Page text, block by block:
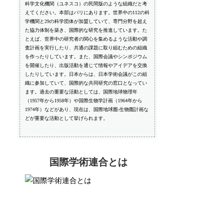
科学文化機関（ユネスコ）の民間版のような組織だと考
えてください。本部はパリにあります。世界中の112の科
学機関と29の科学団体が加盟していて、専門分野を超え
た協力体制を築き、国際的な研究を推進しています。た
とえば、世界中の研究者の関心を集めるような活動や調
査計画を実行したり、共通の課題に取り組むための組織
を作ったりしています。また、国際会議やシンポジウム
を開催したり、出版活動を通じて情報やアイデアを交換
したりしています。日本からは、日本学術会議がこの組
織に参加していて、国際的な共同研究の窓口となってい
ます。過去の重要な活動としては、国際地球物理年
（1957年から1958年）や国際生物学計画（1964年から
1974年）などがあり、現在は、国際地球圏-生物圏計画な
どが重要な活動として挙げられます。
国際学術連合とは